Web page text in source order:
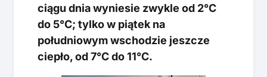
ciągu dnia wyniesie zwykle od 2°C
do 5°C; tylko w piątek na
południowym wschodzie jeszcze
ciepło, od 7°C do 11°C.